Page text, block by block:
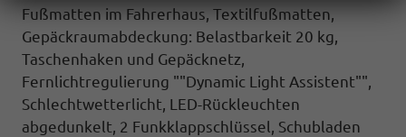
Fußmatten im Fahrerhaus, Textilfußmatten,
Gepäckraumabdeckung: Belastbarkeit 20 kg,
Taschenhaken und Gepäcknetz,
Fernlichtregulierung ""Dynamic Light Assistent"",
Schlechtwetterlicht, LED-Rückleuchten
abgedunkelt, 2 Funkklappschlüssel, Schubladen